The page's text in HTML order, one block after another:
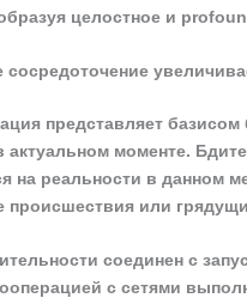
целостное и
представляет
моменте.
на реальности в данном
происшествия или
соединен с
с сетями